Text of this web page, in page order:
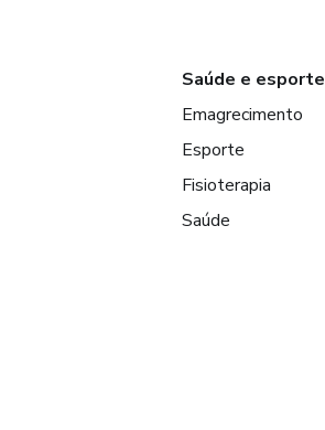
Saúde e esporte
Emagrecimento
Esporte
Fisioterapia
Saúde